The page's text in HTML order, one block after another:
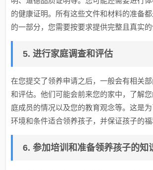
的健康证明。所有这些文件和材料的准备
的一部分，您需要按要求提供完整且真实的
5. 进行家庭调查和评估
在您提交了领养申请之后，一般会有相关
和评估。他们可能会前来您的家中，了解
庭成员的情况以及您的教育观念等。这是
环境和条件适合领养孩子，并保证孩子的福
6. 参加培训和准备领养孩子的知